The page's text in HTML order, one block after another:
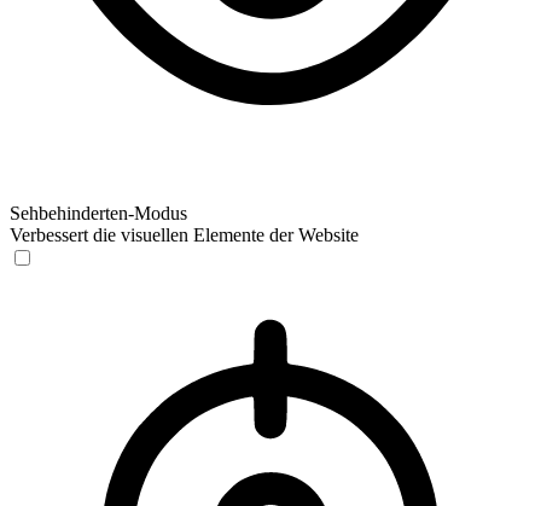
Sehbehinderten-Modus
Verbessert die visuellen Elemente der Website